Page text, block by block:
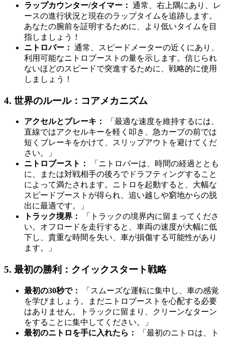
ラップカウンター/タイマー： 通常、右上隅にあり、レ
ースの進行状況と現在のラップタイムを追跡します。
あなたの腕前を証明するために、より低いタイムを目
指しましょう！
ニトロバー： 通常、スピードメーターの近くにあり、
利用可能なニトロブーストの量を示します。信じられ
ないほどのスピードで突進するために、戦略的に使用
しましょう！
4. 世界のルール：コアメカニズム
アクセルとブレーキ：
「最適な速度を維持するには、
直線ではアクセルキーを軽く叩き、急カーブの前では
短くブレーキをかけて、スリップアウトを避けてくだ
さい。」
ニトロブースト：
「ニトロバーは、時間の経過ととも
に、または対戦相手の後ろでドラフティングすること
によって満たされます。ニトロを起動すると、大幅な
スピードブーストが得られ、追い越しや窮地からの脱
出に最適です。」
トラック境界：
「トラックの境界内に留まってくださ
い。オフロードを走行すると、車両の速度が大幅に低
下し、貴重な時間を失い、車が損傷する可能性があり
ます。」
5. 最初の勝利：クイックスタート戦略
最初の30秒で：
「スムーズな運転に集中し、車の感覚
を学びましょう。まだニトロブーストを心配する必要
はありません。トラックに留まり、クリーンなターン
をすることに集中してください。」
最初のニトロを手に入れたら：
「最初のニトロは、ト